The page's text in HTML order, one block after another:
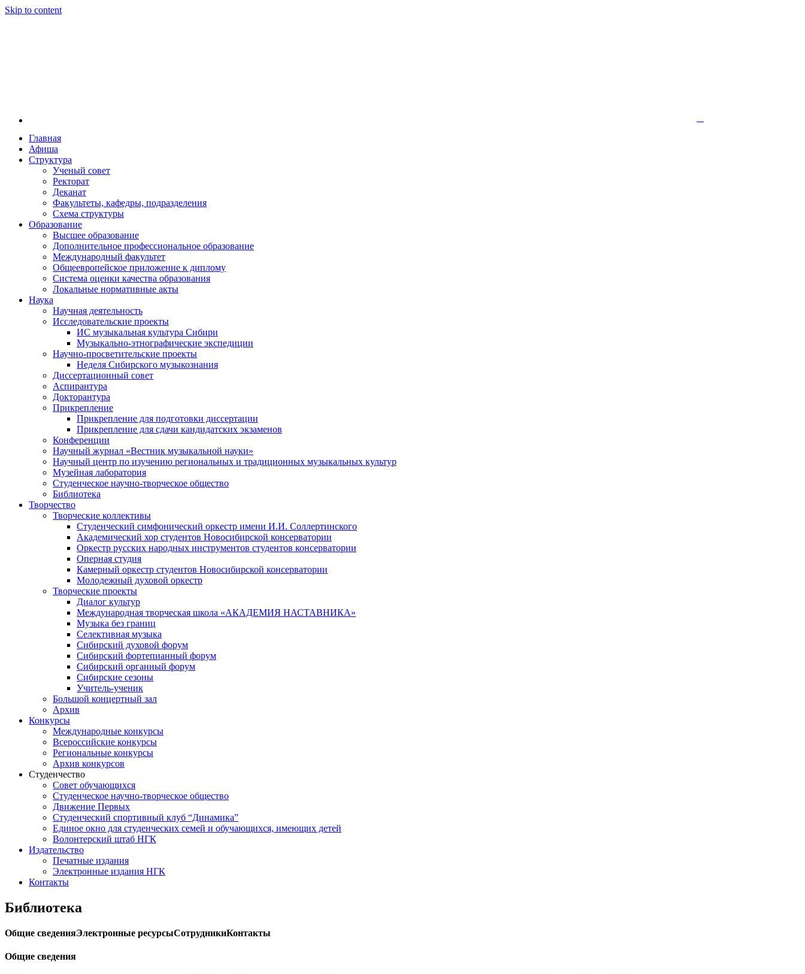
Skip to content
Новосибирская государственная консерватория имени М. И. Глинки
Новосибирская государственная консерватория имени М. И. Глинки — высшее музыкальное учебное заведение в Новосибирске. Основанная в 1956
году распоряжением совмина РСФСР и указом министерства культуры РСФСР, консерватория стала первым музыкальным высшим учебным
заведением в Сибири[2] и до сих пор остаётся единственным за пределами европейской части России[3]. С 1957 года она носит имя Михаила Ивановича
Глинки.
Главная
Афиша
Структура
Ученый совет
Ректорат
Деканат
Факультеты, кафедры, подразделения
Схема структуры
Образование
Высшее образование
Дополнительное профессиональное образование
Международный факультет
Общеевропейское приложение к диплому
Система оценки качества образования
Локальные нормативные акты
Наука
Научная деятельность
Исследовательские проекты
ИС музыкальная культура Сибири
Музыкально-этнографические экспедиции
Научно-просветительские проекты
Неделя Сибирского музыкознания
Диссертационный совет
Аспирантура
Докторантура
Прикрепление
Прикрепление для подготовки диссертации
Прикрепление для сдачи кандидатских экзаменов
Конференции
Научный журнал «Вестник музыкальной науки»
Научный центр по изучению региональных и традиционных музыкальных культур
Музейная лаборатория
Студенческое научно-творческое общество
Библиотека
Творчество
Творческие коллективы
Студенческий симфонический оркестр имени И.И. Соллертинского
Академический хор студентов Новосибирской консерватории
Оркестр русских народных инструментов студентов консерватории
Оперная студия
Камерный оркестр студентов Новосибирской консерватории
Молодежный духовой оркестр
Творческие проекты
Диалог культур
Международная творческая школа «АКАДЕМИЯ НАСТАВНИКА»
Музыка без границ
Селективная музыка
Сибирский духовой форум
Сибирский фортепианный форум
Сибирский органный форум
Сибирские сезоны
Учитель-ученик
Большой концертный зал
Архив
Конкурсы
Международные конкурсы
Всероссийские конкурсы
Региональные конкурсы
Архив конкурсов
Студенчество
Совет обучающихся
Студенческое научно-творческое общество
Движение Первых
Студенческий спортивный клуб “Динамика”
Единое окно для студенческих семей и обучающихся, имеющих детей
Волонтерский штаб НГК
Издательство
Печатные издания
Электронные издания НГК
Контакты
Библиотека
Общие сведенияЭлектронные ресурсыСотрудникиКонтакты
Общие сведения